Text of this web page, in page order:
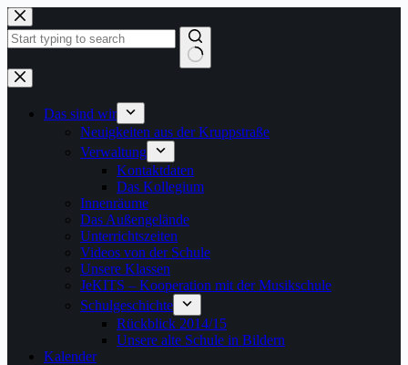
Zum
Inhalt
springen
Keine
Ergebnisse
Das sind wir
Neuigkeiten aus der Kruppstraße
Verwaltung
Kontaktdaten
Das Kollegium
Innenräume
Das Außengelände
Unterrichtszeiten
Videos von der Schule
Unsere Klassen
JeKITS – Kooperation mit der Musikschule
Schulgeschichte
Rückblick 2014/15
Unsere alte Schule in Bildern
Kalender